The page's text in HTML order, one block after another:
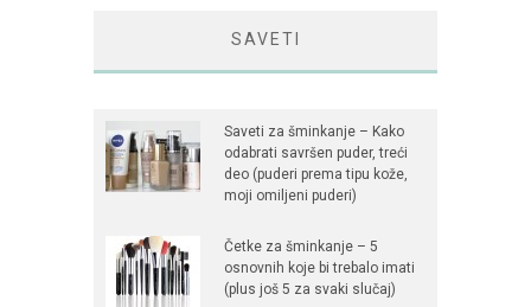
SAVETI
Saveti za šminkanje – Kako
odabrati savršen puder, treći
deo (puderi prema tipu kože,
moji omiljeni puderi)
Četke za šminkanje – 5
osnovnih koje bi trebalo imati
(plus još 5 za svaki slučaj)